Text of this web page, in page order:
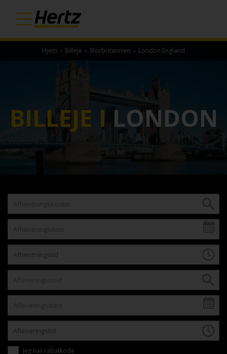
Hjem › Billeje › Storbritannien › London England
BILLEJE I LONDON
Jeg har rabatkode